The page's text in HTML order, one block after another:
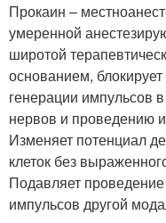
Прокаин –
умеренной
широтой
основанием,
генерации импульсов
нервов и проведению
Изменяет потенциал
клеток без
Подавляет
импульсов другой